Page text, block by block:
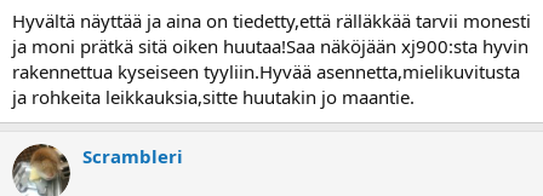
Hyvältä näyttää ja aina on tiedetty,että rälläkkää tarvii monesti
ja moni prätkä sitä oiken huutaa!Saa näköjään xj900:sta hyvin
rakennettua kyseiseen tyyliin.Hyvää asennetta,mielikuvitusta
ja rohkeita leikkauksia,sitte huutakin jo maantie.
Scrambleri